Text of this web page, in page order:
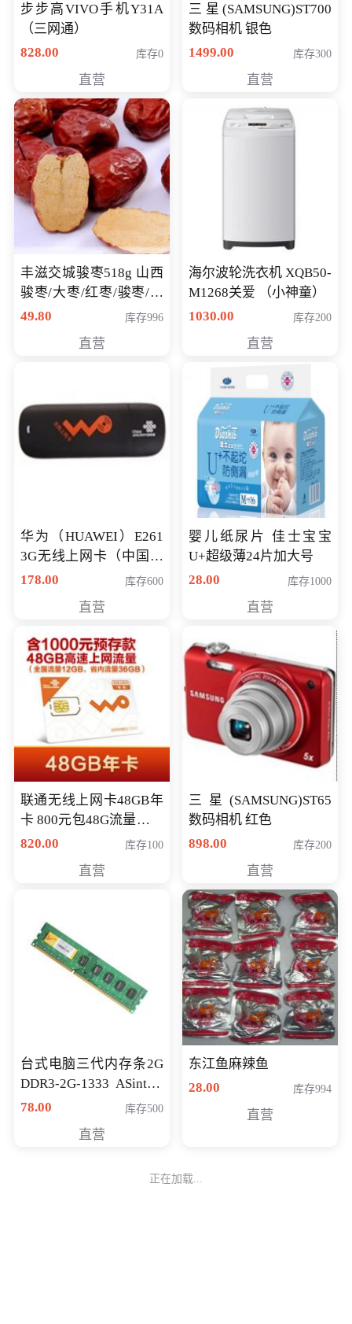
步步高VIVO手机Y31A
（三网通）
828.00
库存0
直营
三星(SAMSUNG)ST700
数码相机 银色
1499.00
库存300
直营
丰滋交城骏枣518g 山西
骏枣/大枣/红枣/骏枣/热
销千件/
49.80 库存996
直营
海尔波轮洗衣机 XQB50-
M1268关爱 （小神童）
1030.00
库存200
直营
华为（HUAWEI）E261
3G无线上网卡（中国联
通）
178.00 库存600
直营
婴儿纸尿片 佳士宝宝
U+超级薄24片加大号
28.00
库存1000
直营
联通无线上网卡48GB年
卡 800元包48G流量，其
中全国流量12G，省内
820.00 库存100
直营
三星(SAMSUNG)ST65
数码相机 红色
898.00
库存200
直营
台式电脑三代内存条2G
DDR3-2G-1333 ASint昱
联品牌
78.00 库存500
直营
东江鱼麻辣鱼
28.00
库存994
直营
正在加载...